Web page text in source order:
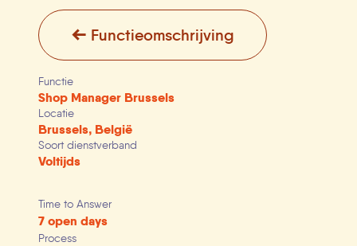
Functieomschrijving
Functie
Shop Manager Brussels
Locatie
Brussels, België
Soort dienstverband
Voltijds
Time to Answer
7 open days
Process